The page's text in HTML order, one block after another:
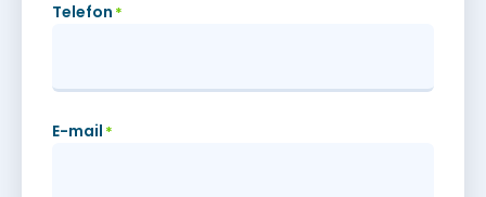
Telefon *
E-mail *